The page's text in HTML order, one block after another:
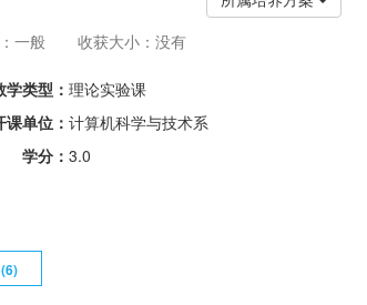
一般 收获大小：没有
学类型： 理论实验课
课单位： 计算机科学与技术系
学分： 3.0
(6)